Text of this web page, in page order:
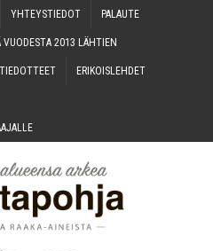
YHTEYS­TIE­DOT PALAU­TE
VUO­DES­TA 2013 LÄHTIEN
ERI­KOIS­LEH­DET